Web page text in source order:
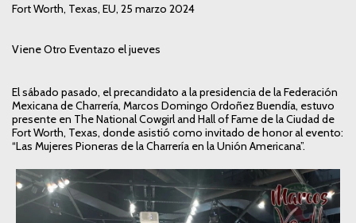
Fort Worth, Texas, EU, 25 marzo 2024
Viene Otro Eventazo el jueves
El sábado pasado, el precandidato a la presidencia de la Federación
Mexicana de Charrería, Marcos Domingo Ordoñez Buendía, estuvo
presente en The National Cowgirl and Hall of Fame de la Ciudad de
Fort Worth, Texas, donde asistió como invitado de honor al evento:
“Las Mujeres Pioneras de la Charrería en la Unión Americana”.